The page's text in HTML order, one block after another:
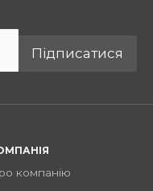
Підписатися
компанію